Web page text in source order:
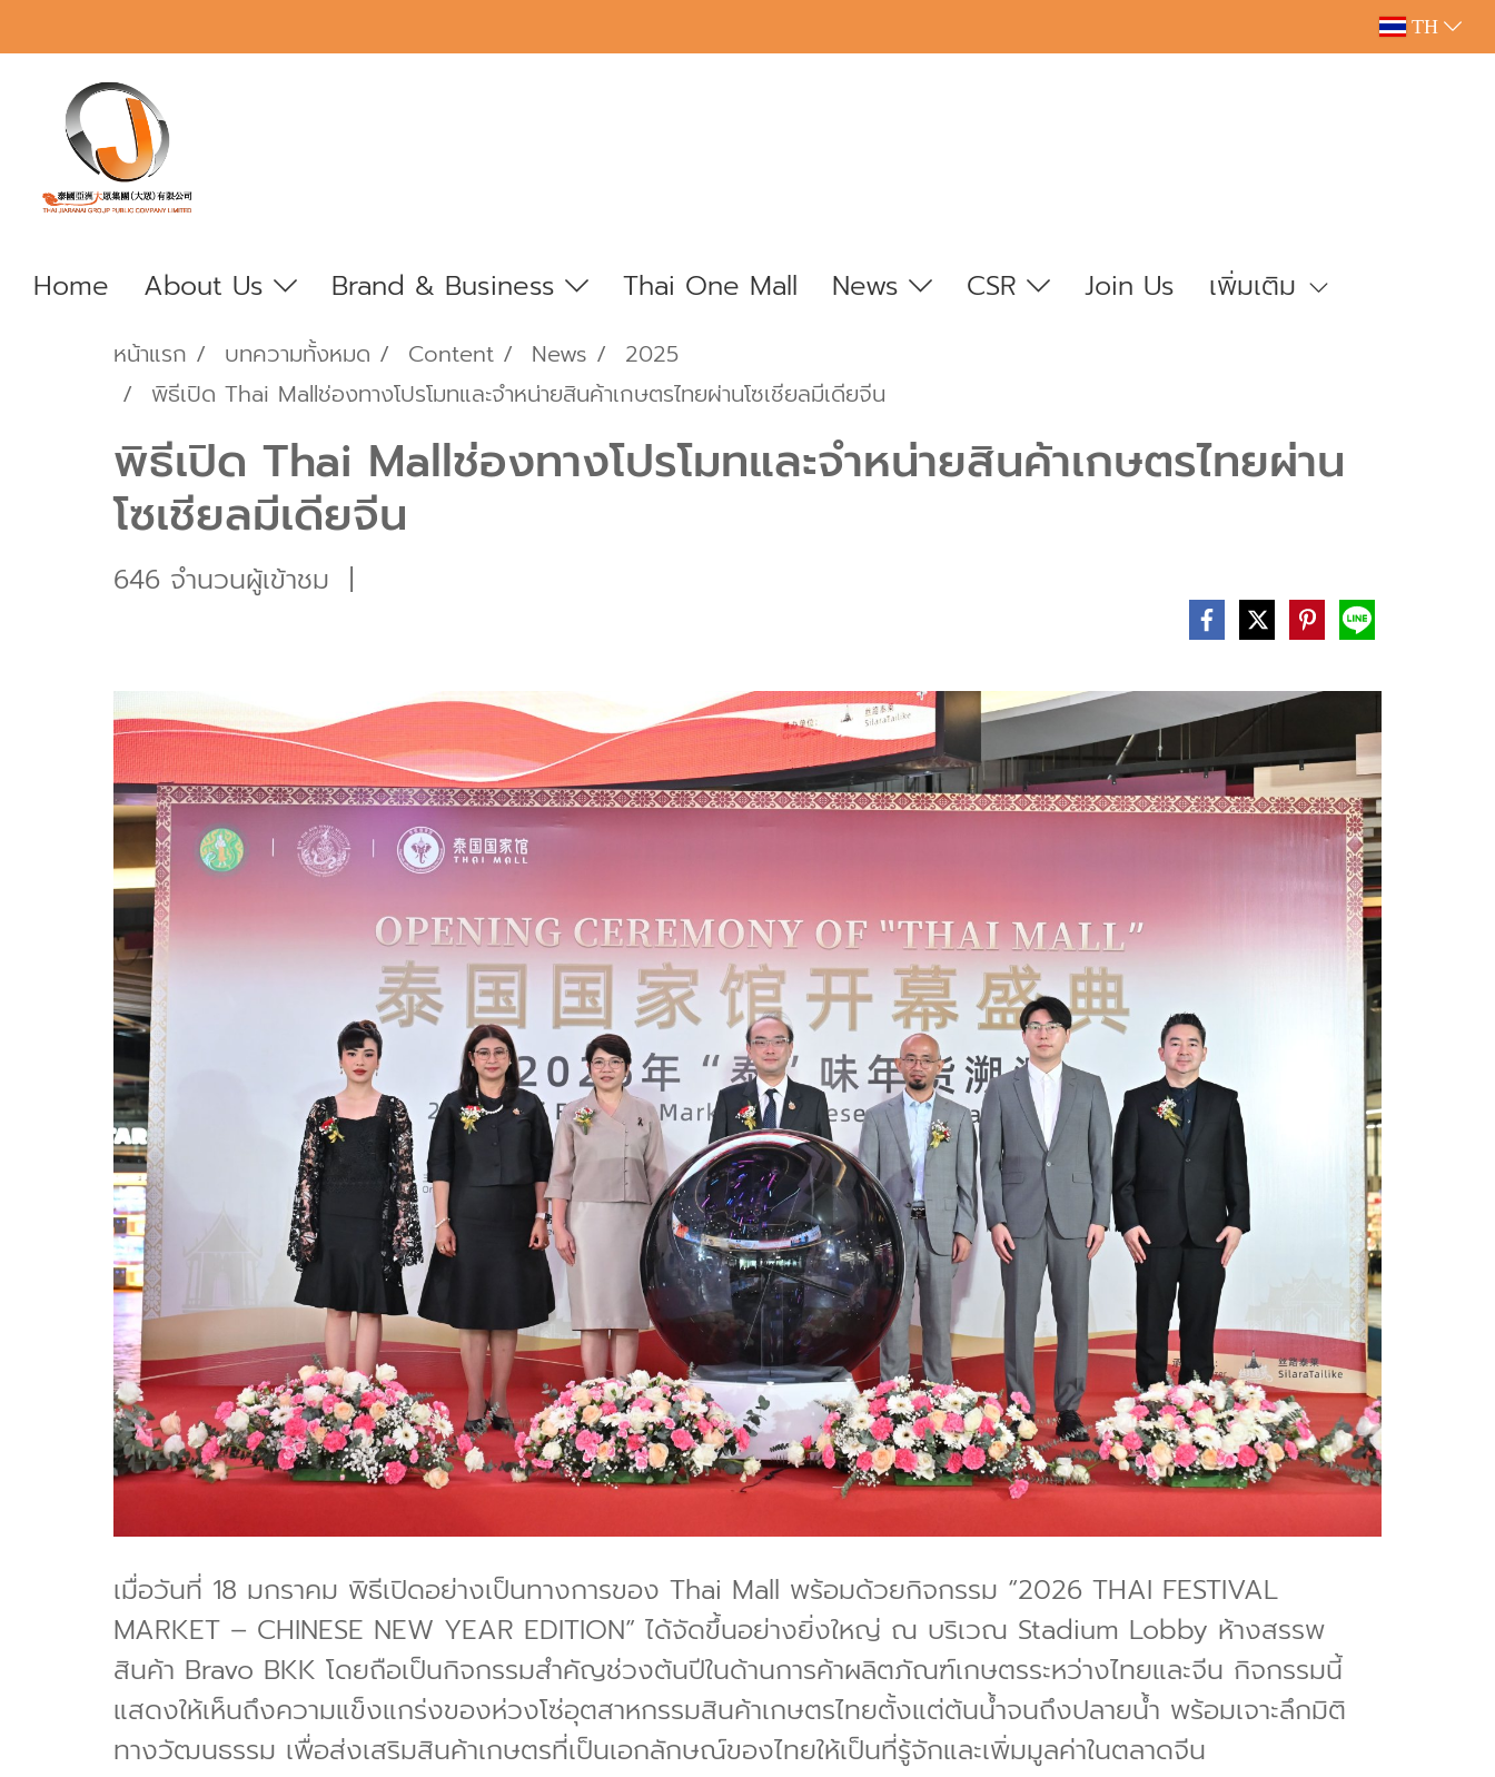
TH
Home About Us Brand & Business Thai One Mall News CSR Join Us เพิ่มเติม
หน้าแรก บทความทั้งหมด Content News
2025
พิธีเปิด Thai Mallช่องทางโปรโมทและจำหน่ายสินค้าเกษตรไทยผ่านโซเชียลมีเดียจีน
พิธีเปิด Thai Mallช่องทางโปรโมทและจำหน่ายสินค้าเกษตรไทยผ่าน
โซเชียลมีเดียจีน
646 จำนวนผู้เข้าชม |
เมื่อวันที่ 18 มกราคม พิธีเปิดอย่างเป็นทางการของ Thai Mall พร้อมด้วยกิจกรรม “2026 THAI FESTIVAL
MARKET – CHINESE NEW YEAR EDITION” ได้จัดขึ้นอย่างยิ่งใหญ่ ณ บริเวณ Stadium Lobby ห้างสรรพ
สินค้า Bravo BKK โดยถือเป็นกิจกรรมสำคัญช่วงต้นปีในด้านการค้าผลิตภัณฑ์เกษตรระหว่างไทยและจีน กิจกรรมนี้
แสดงให้เห็นถึงความแข็งแกร่งของห่วงโซ่อุตสาหกรรมสินค้าเกษตรไทยตั้งแต่ต้นน้ำจนถึงปลายน้ำ พร้อมเจาะลึกมิติ
ทางวัฒนธรรม เพื่อส่งเสริมสินค้าเกษตรที่เป็นเอกลักษณ์ของไทยให้เป็นที่รู้จักและเพิ่มมูลค่าในตลาดจีน